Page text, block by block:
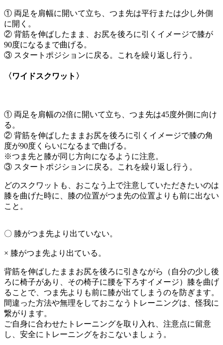
① 両足を肩幅に開いて立ち、つま先は平行または少し外側
に開く。
② 背筋を伸ばしたまま、お尻を後ろに引くイメージで膝が
90度になるまで曲げる。
③ スタートポジションに戻る。これを繰り返し行う。
〈ワイドスクワット〉
① 両足を肩幅の2倍に開いて立ち、つま先は45度外側に向け
る。
② 背筋を伸ばしたままお尻を後ろに引くイメージで膝の角
度が90度くらいになるまで曲げる。
※つま先と膝が同じ方向になるように注意。
③ スタートポジションに戻る。これを繰り返し行う。
どのスクワットも、おこなう上で注意していただきたいのは
膝を曲げた時に、膝の位置がつま先の位置よりも前に出ない
こと。
〇 膝がつま先より出ていない。
× 膝がつま先より出ている。
背筋を伸ばしたままお尻を後ろに引きながら（自分の少し後
ろに椅子があり、その椅子に腰を下ろすイメージ）膝を曲げ
ることで、つま先よりも前に膝が出てしまうのを防ぎます。
間違った方法や無理をしておこなうトレーニングは、怪我に
繋がります。
ご自身に合わせたトレーニングを取り入れ、注意点に留意
し、安全にトレーニングをおこないましょう。